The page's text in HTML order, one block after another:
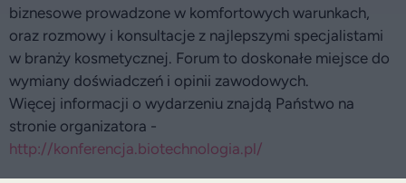
biznesowe prowadzone w komfortowych warunkach,
oraz rozmowy i konsultacje z najlepszymi specjalistami
w branży kosmetycznej. Forum to doskonałe miejsce do
wymiany doświadczeń i opinii zawodowych.
Więcej informacji o wydarzeniu znajdą Państwo na
stronie organizatora -
http://konferencja.biotechnologia.pl/